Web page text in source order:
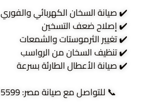
✔️ صيانة السخان الكهربائي والفوري
✔️ إصلاح ضعف التسخين
✔️ تغيير الثرموستات والشمعات
✔️ تنظيف السخان من الرواسب
✔️ صيانة الأعطال الطارئة بسرعة
📞 للتواصل مع صيانة مصر: 01277715599